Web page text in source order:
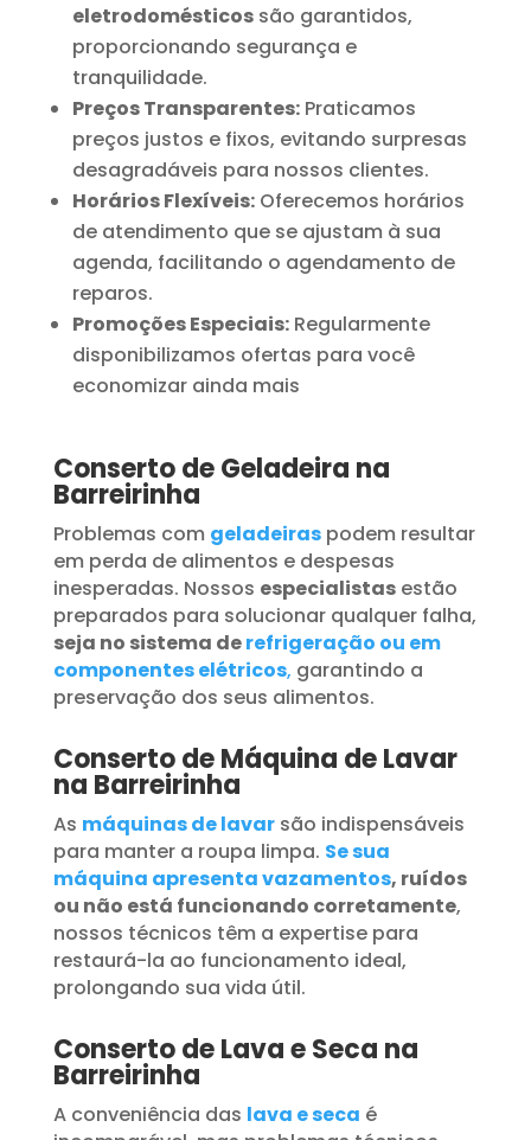
eletrodomésticossão garantidos,
proporcionando segurança e
tranquilidade.
Preços Transparentes:Praticamos
preços justos e fixos, evitando surpresas
desagradáveis para nossos clientes.
Horários Flexíveis:Oferecemos horários
de atendimento que se ajustam à sua
agenda, facilitando o agendamento de
reparos.
Promoções Especiais:Regularmente
disponibilizamos ofertas para você
economizar ainda mais
Conserto de Geladeira na
Barreirinha
Problemas com geladeiraspodem resultar
em perda de alimentos e despesas
inesperadas. Nossos especialistasestão
preparados para solucionar qualquer falha,
seja no sistema derefrigeração ou em
componentes elétricos, garantindo a
preservação dos seus alimentos.
Conserto de Máquina de Lavar
na Barreirinha
As máquinas de lavar são indispensáveis
para manter a roupa limpa. Se sua
máquina apresenta vazamentos, ruídos
ou não está funcionando corretamente,
nossos técnicos têm a expertise para
restaurá-la ao funcionamento ideal,
prolongando sua vida útil.
Conserto de Lava e Seca na
Barreirinha
A conveniência das lava e seca é